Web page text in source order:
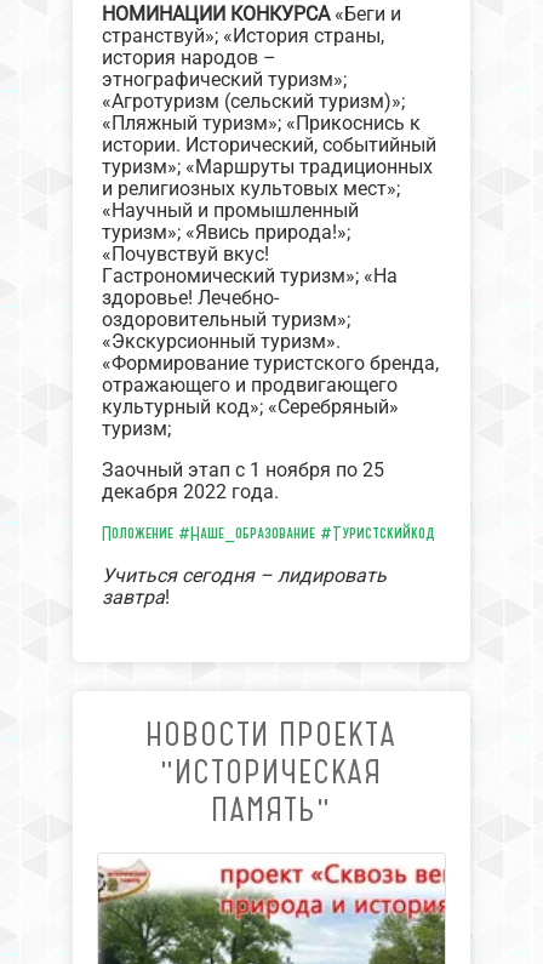
НОМИНАЦИИ КОНКУРСА «Беги и
странствуй»; «История страны,
история народов –
этнографический туризм»;
«Агротуризм (сельский туризм)»;
«Пляжный туризм»; «Прикоснись к
истории. Исторический, событийный
туризм»; «Маршруты традиционных
и религиозных культовых мест»;
«Научный и промышленный
туризм»; «Явись природа!»;
«Почувствуй вкус!
Гастрономический туризм»; «На
здоровье! Лечебно-
оздоровительный туризм»;
«Экскурсионный туризм».
«Формирование туристского бренда,
отражающего и продвигающего
культурный код»; «Серебряный»
туризм;
Заочный этап с 1 ноября по 25
декабря 2022 года.
Положение #Наше_образование #Туристскийкод
Учиться сегодня – лидировать
завтра!
НОВОСТИ ПРОЕКТА
"ИСТОРИЧЕСКАЯ
ПАМЯТЬ"